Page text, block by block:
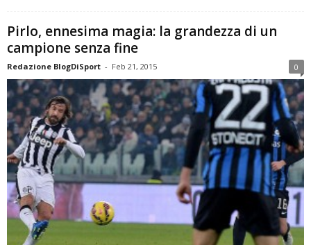
Pirlo, ennesima magia: la grandezza di un
campione senza fine
Redazione BlogDiSport - Feb 21, 2015 0